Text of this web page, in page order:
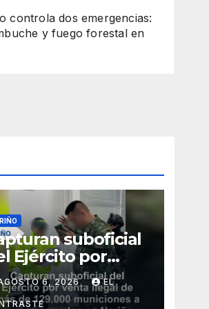
controla dos emergencias:
y fuego forestal en
suboficial
Ejército por
ilegal de más
129.000
6, 2026 EL